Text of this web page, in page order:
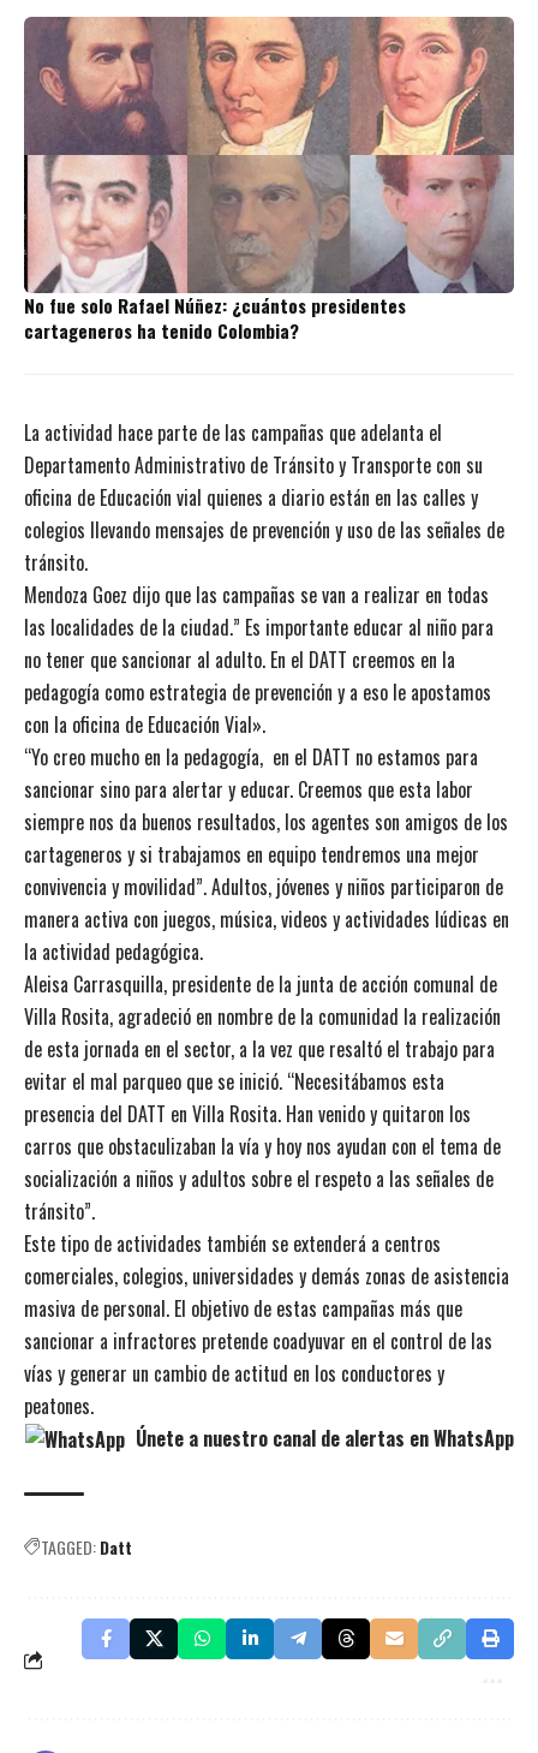
No fue solo Rafael Núñez: ¿cuántos presidentes
cartageneros ha tenido Colombia?
La actividad hace parte de las campañas que adelanta el
Departamento Administrativo de Tránsito y Transporte con su
oficina de Educación vial quienes a diario están en las calles y
colegios llevando mensajes de prevención y uso de las señales de
tránsito.
Mendoza Goez dijo que las campañas se van a realizar en todas
las localidades de la ciudad.” Es importante educar al niño para
no tener que sancionar al adulto. En el DATT creemos en la
pedagogía como estrategia de prevención y a eso le apostamos
con la oficina de Educación Vial».
“Yo creo mucho en la pedagogía, en el DATT no estamos para
sancionar sino para alertar y educar. Creemos que esta labor
siempre nos da buenos resultados, los agentes son amigos de los
cartageneros y si trabajamos en equipo tendremos una mejor
convivencia y movilidad”. Adultos, jóvenes y niños participaron de
manera activa con juegos, música, videos y actividades lúdicas en
la actividad pedagógica.
Aleisa Carrasquilla, presidente de la junta de acción comunal de
Villa Rosita, agradeció en nombre de la comunidad la realización
de esta jornada en el sector, a la vez que resaltó el trabajo para
evitar el mal parqueo que se inició. “Necesitábamos esta
presencia del DATT en Villa Rosita. Han venido y quitaron los
carros que obstaculizaban la vía y hoy nos ayudan con el tema de
socialización a niños y adultos sobre el respeto a las señales de
tránsito”.
Este tipo de actividades también se extenderá a centros
comerciales, colegios, universidades y demás zonas de asistencia
masiva de personal. El objetivo de estas campañas más que
sancionar a infractores pretende coadyuvar en el control de las
vías y generar un cambio de actitud en los conductores y
peatones.
Únete a nuestro canal de alertas en WhatsApp
TAGGED:Datt